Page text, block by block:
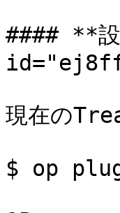
#### **
現在の
$ op